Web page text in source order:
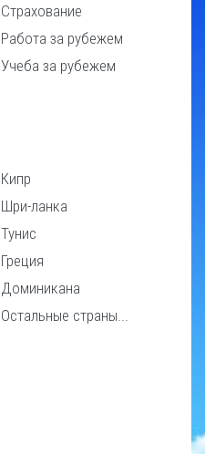
Страхование
Работа за рубежем
Учеба за рубежем
Кипр
Шри-ланка
Тунис
Греция
Доминикана
Остальные страны...